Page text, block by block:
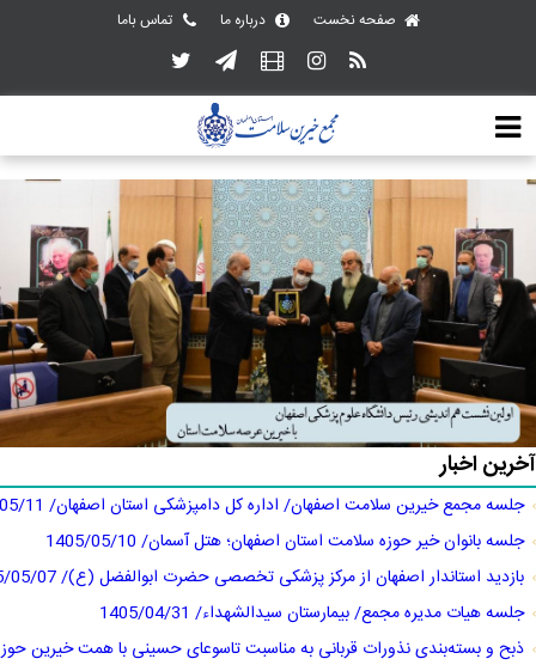
صفحه نخست درباره ما تماس باما
آخرین اخبار
جلسه مجمع خیرین سلامت اصفهان/ اداره کل دامپزشکی استان اصفهان/ 1405/05/11
جلسه بانوان خیر حوزه سلامت استان اصفهان؛ هتل آسمان/ 1405/05/10
بازدید استاندار اصفهان از مرکز پزشکی تخصصی حضرت ابوالفضل (ع)/ 1405/05/07
جلسه هیات مدیره مجمع/ بیمارستان سیدالشهداء/ 1405/04/31
ذبح و بسته‌بندی نذورات قربانی به مناسبت تاسوعای حسینی با همت خیرین